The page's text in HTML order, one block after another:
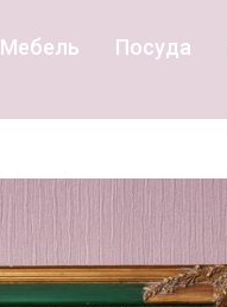
Мебель Посуда